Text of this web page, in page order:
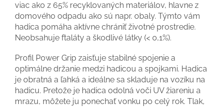
viac ako z 65% recyklovaných materiálov, hlavne z
domového odpadu ako sú napr. obaly. Týmto vám
hadica pomáha aktívne chrániť životné prostredie.
Neobsahuje ftaláty a škodlivé látky (< 0,1%).
Profil Power Grip zaisťuje stabilné spojenie a
optimálne držanie medzi hadicou a spojkami. Hadica
je obratná a ľahká a ideálne sa skladuje na vozíku na
hadicu. Pretože je hadica odolná voči UV žiareniu a
mrazu, môžete ju ponechať vonku po celý rok. Tlak,